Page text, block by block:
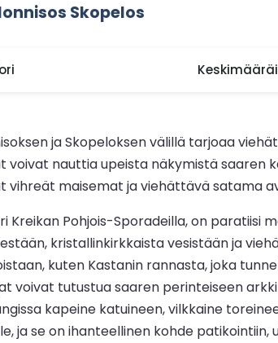
Skopelos
ja Skopeloksen välillä tarjoaa
voivat nauttia upeista näkymistä saaren
vihreät maisemat ja viehättävä satama
Kreikan Pohjois-Sporadeilla, on
kristallinkirkkaista vesistään ja
kuten Kastanin rannasta, joka
voivat tutustua saaren perinteiseen
kapeine katuineen, vilkkaine
ja se on ihanteellinen kohde